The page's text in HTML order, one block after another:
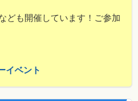
ども開催しています！ご参加
イベント